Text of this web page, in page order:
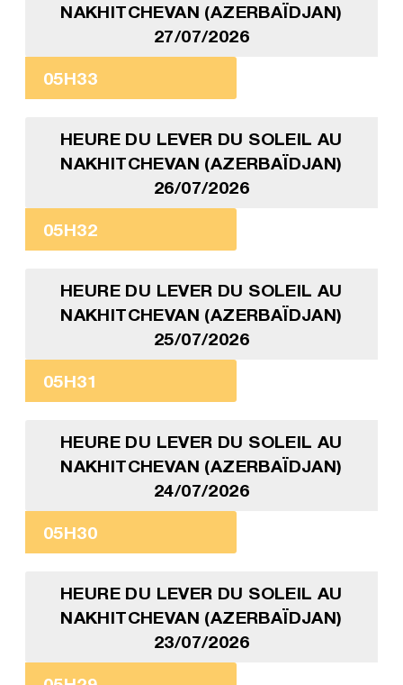
NAKHITCHEVAN (AZERBAÏDJAN)
27/07/2026
05H33
HEURE DU LEVER DU SOLEIL AU
NAKHITCHEVAN (AZERBAÏDJAN)
26/07/2026
05H32
HEURE DU LEVER DU SOLEIL AU
NAKHITCHEVAN (AZERBAÏDJAN)
25/07/2026
05H31
HEURE DU LEVER DU SOLEIL AU
NAKHITCHEVAN (AZERBAÏDJAN)
24/07/2026
05H30
HEURE DU LEVER DU SOLEIL AU
NAKHITCHEVAN (AZERBAÏDJAN)
23/07/2026